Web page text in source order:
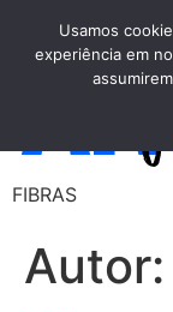
FIBRAS
Autor:
Usamos
experiência em